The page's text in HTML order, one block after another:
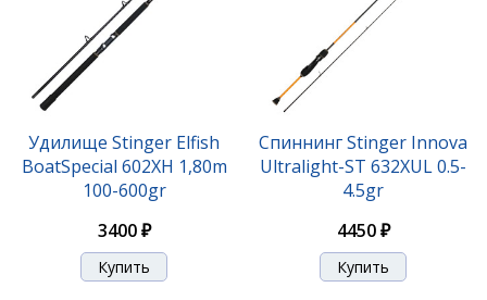
Удилище Stinger Elfish
BoatSpecial 602XH 1,80m
100-600gr
3400 ₽
Спиннинг Stinger Innova
Ultralight-ST 632XUL 0.5-
4.5gr
4450 ₽